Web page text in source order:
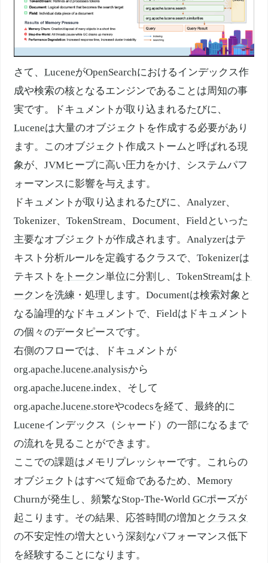
さて、LuceneがOpenSearchにおけるインデックス作
成や検索の核となるエンジンであることは周知の事
実です。ドキュメントが取り込まれるたびに、
Luceneは大量のオブジェクトを作成する必要があり
ます。このオブジェクト作成ストームと呼ばれる現
象が、JVMヒープに高い圧力をかけ、システムパフ
ォーマンスに影響を与えます。
ドキュメントが取り込まれるたびに、Analyzer、
Tokenizer、TokenStream、Document、Fieldといった
主要なオブジェクトが作成されます。Analyzerはテ
キスト分析ルールを定義するクラスで、Tokenizerは
テキストを トーク ン単位に分割し、TokenStreamは ト
ーク ンを洗練・処理します。Documentは検索対象と
なる論理的なドキュメントで、Fieldはドキュメント
の個々のデータピースです。
右側のフローでは、ドキュメントが
org.apache.lucene.analysisから
org.apache.lucene.index、そして
org.apache.lucene.storeやcodecsを経て、最終的に
Luceneインデックス（シャード）の一部になるまで
の流れを見ることができます。
ここでの課題はメモリプレッシャーです。これらの
オブジェクトはすべて短命であるため、Memory
Churnが発生し、頻繁なStop-The-WorldGCポーズが
起こります。その結果、 応答時間の増加と クラスタ
の不安定性の増大という深刻なパフォーマンス低下
を経験することになります。